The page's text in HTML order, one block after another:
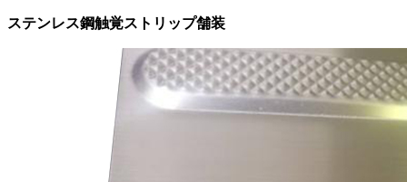
ステンレス鋼触覚ストリップ舗装